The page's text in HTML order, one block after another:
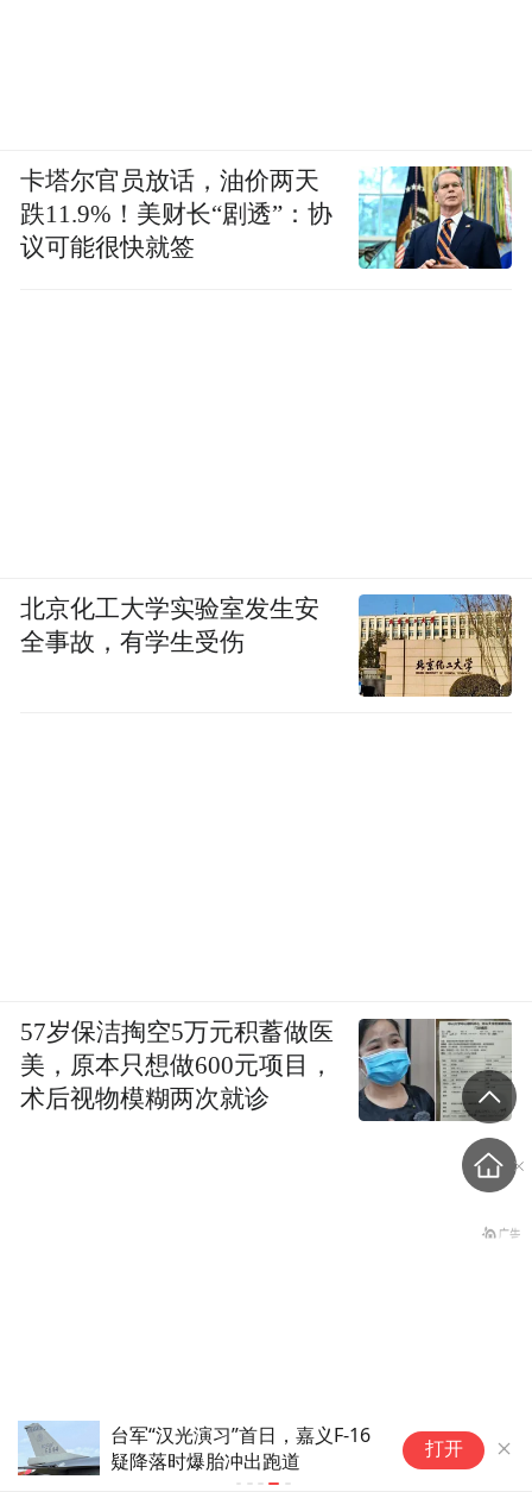
台军“汉光演习”首日，嘉义F-16
疑降落时爆胎冲出跑道
打开
卡塔尔官员放话，油价两天
跌11.9%！美财长“剧透”：协
议可能很快就签
北京化工大学实验室发生安
全事故，有学生受伤
57岁保洁掏空5万元积蓄做医
美，原本只想做600元项目，
术后视物模糊两次就诊
事关中东水道安全，沙特、